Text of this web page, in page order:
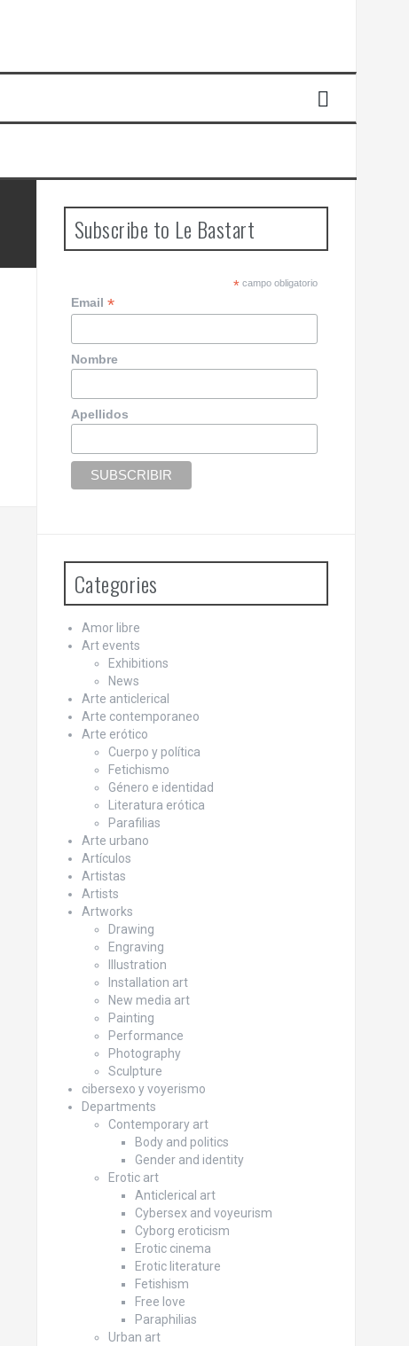
Subscribe to Le Bastart
*campo obligatorio
Email*
Nombre
Apellidos
Categories
Amor libre
Art events
Exhibitions
News
Arte anticlerical
Arte contemporaneo
Arte erótico
Cuerpo y política
Fetichismo
Género e identidad
Literatura erótica
Parafilias
Arte urbano
Artículos
Artistas
Artists
Artworks
Drawing
Engraving
Illustration
Installation art
New media art
Painting
Performance
Photography
Sculpture
cibersexo y voyerismo
Departments
Contemporary art
Body and politics
Gender and identity
Erotic art
Anticlerical art
Cybersex and voyeurism
Cyborg eroticism
Erotic cinema
Erotic literature
Fetishism
Free love
Paraphilias
Urban art